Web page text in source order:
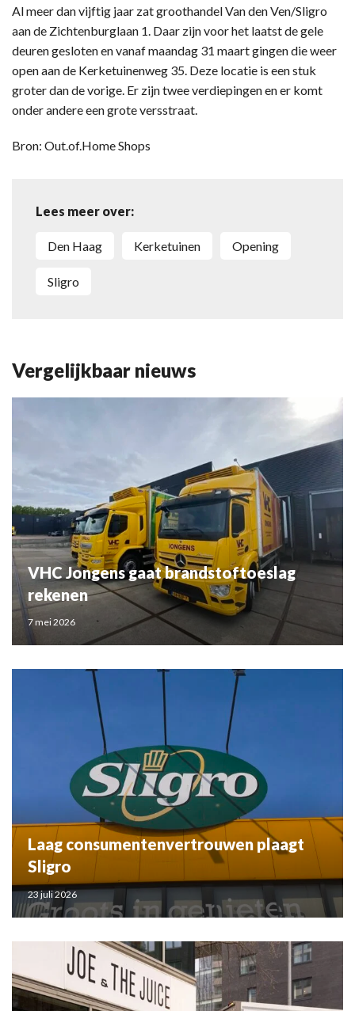
Al meer dan vijftig jaar zat groothandel Van den Ven/Sligro
aan de Zichtenburglaan 1. Daar zijn voor het laatst de gele
deuren gesloten en vanaf maandag 31 maart gingen die weer
open aan de Kerketuinenweg 35. Deze locatie is een stuk
groter dan de vorige. Er zijn twee verdiepingen en er komt
onder andere een grote versstraat.
Bron: Out.of.Home Shops
Lees meer over:
Den Haag Kerketuinen Opening
Sligro
Vergelijkbaar nieuws
VHC Jongens gaat brandstoftoeslag
rekenen
7 mei 2026
Laag consumentenvertrouwen plaagt
Sligro
23 juli 2026